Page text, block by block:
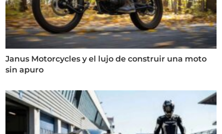
Janus Motorcycles y el lujo de construir una moto
sin apuro